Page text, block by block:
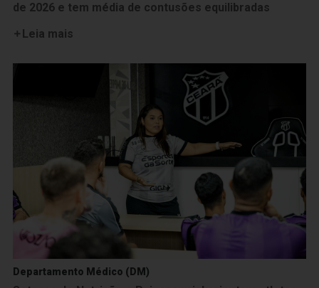
de 2026 e tem média de contusões equilibradas
Leia mais
Departamento Médico (DM)